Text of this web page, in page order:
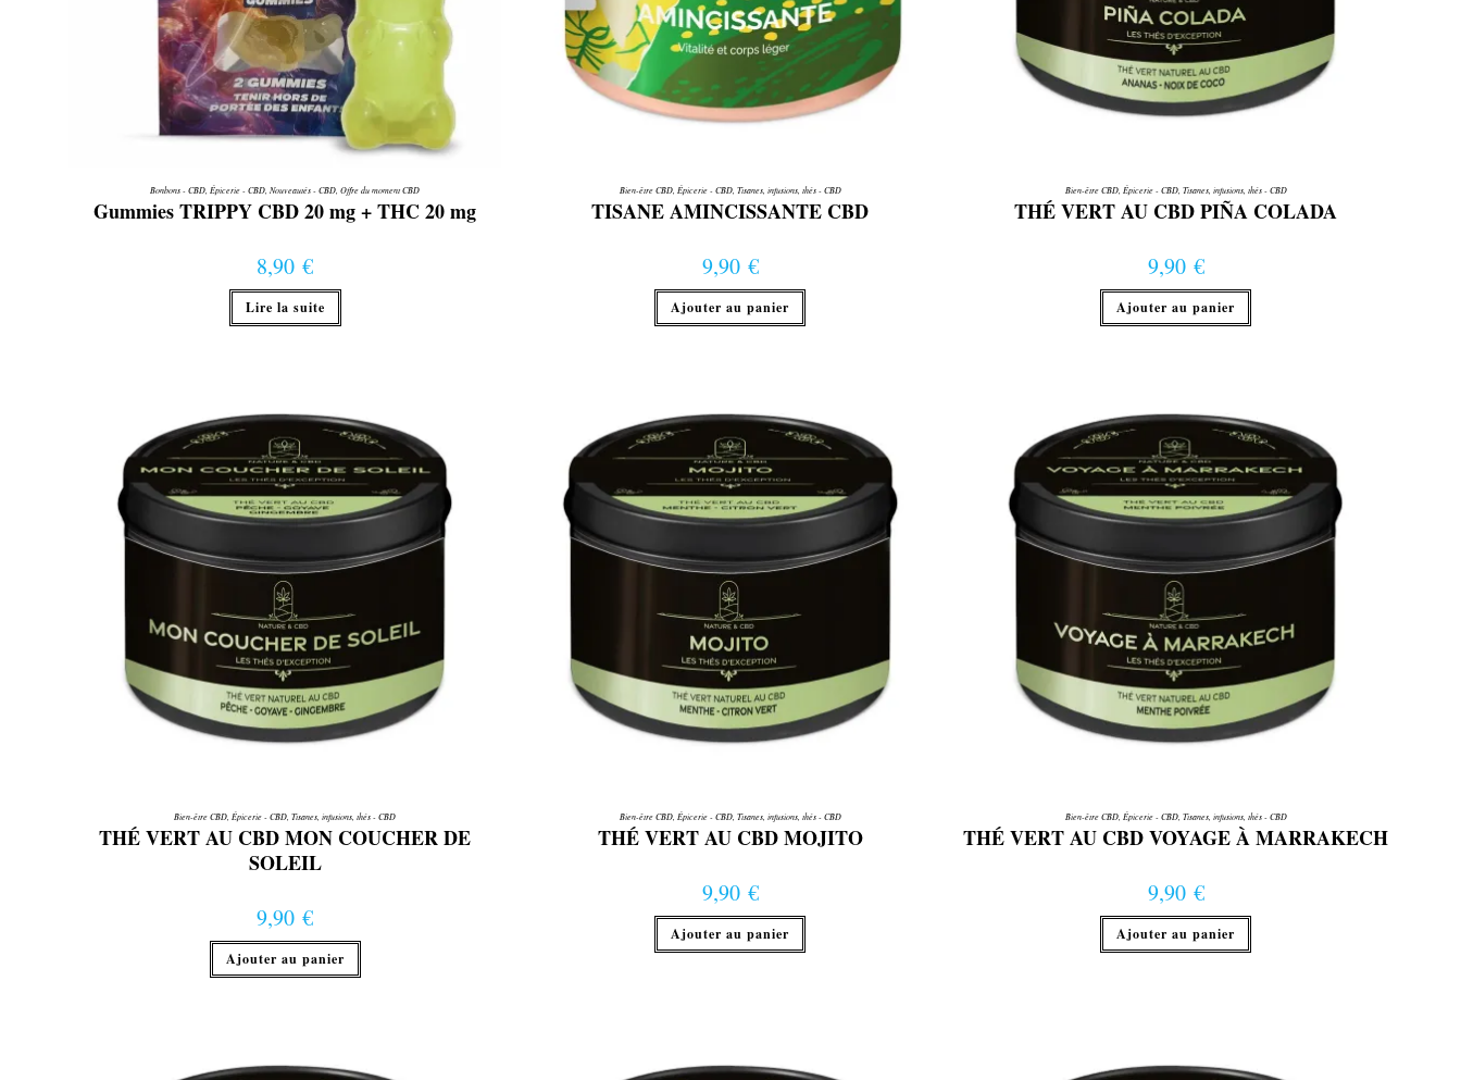
Bonbons - CBD ,Épicerie - CBD ,Nouveautés - CBD ,Offre du moment CBD
Gummies TRIPPY CBD 20 mg + THC 20 mg
8,90€
Lire la suite
Bien-être CBD, Épicerie - CBD, Tisanes, infusions, thés - CBD
TISANE AMINCISSANTE CBD
9,90 €
Ajouter au panier
Bien-être CBD, Épicerie - CBD, Tisanes, infusions, thés - CBD
THÉ VERT AU CBD PIÑA COLADA
9,90 €
Ajouter au panier
Bien-être CBD ,Épicerie - CBD ,Tisanes, infusions, thés - CBD
THÉ VERT AU CBD MON COUCHER DE
SOLEIL
9,90€
Ajouter au panier
Bien-être CBD, Épicerie - CBD, Tisanes, infusions, thés - CBD
THÉ VERT AU CBD MOJITO
9,90 €
Ajouter au panier
Bien-être CBD, Épicerie - CBD, Tisanes, infusions, thés - CBD
THÉ VERT AU CBD VOYAGE À MARRAKECH
9,90 €
Ajouter au panier